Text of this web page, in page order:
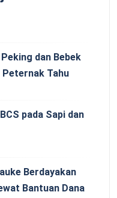
dan Bebek
Peternak Tahu
pada Sapi dan
Berdayakan
Bantuan Dana